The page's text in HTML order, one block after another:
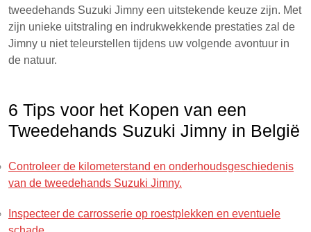
tweedehands Suzuki Jimny een uitstekende keuze zijn. Met
zijn unieke uitstraling en indrukwekkende prestaties zal de
Jimny u niet teleurstellen tijdens uw volgende avontuur in
de natuur.
6 Tips voor het Kopen van een
Tweedehands Suzuki Jimny in België
Controleer de kilometerstand en onderhoudsgeschiedenis
van de tweedehands Suzuki Jimny.
Inspecteer de carrosserie op roestplekken en eventuele